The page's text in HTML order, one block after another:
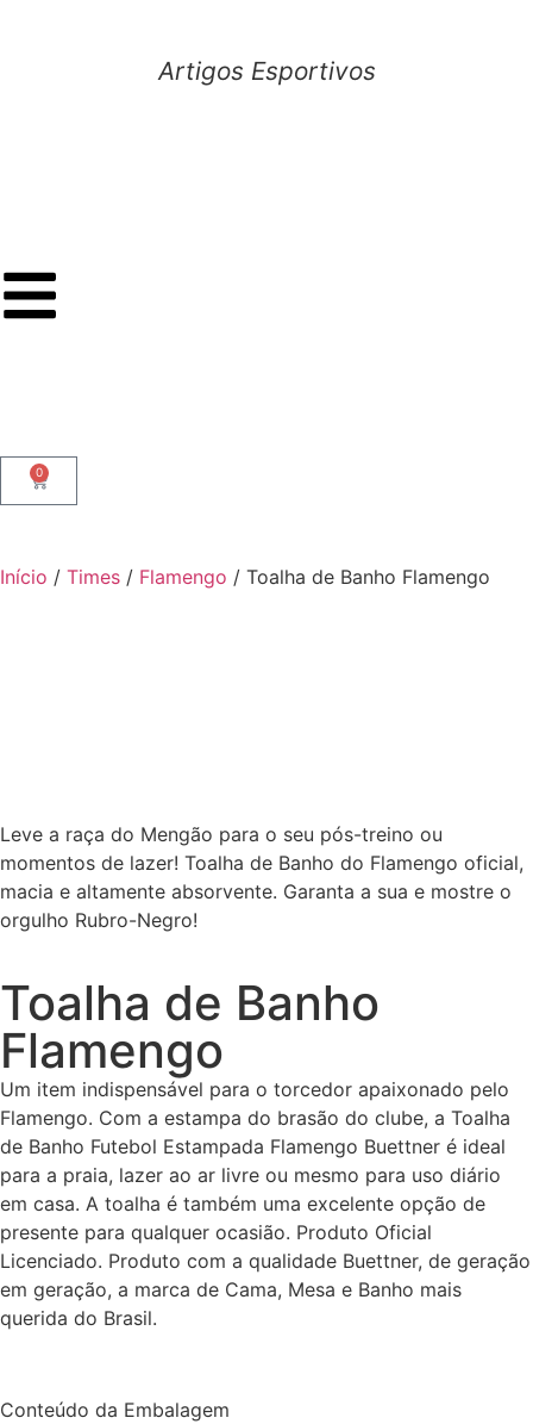
Artigos Esportivos
0
Início / Times / Flamengo / Toalha de Banho Flamengo
Leve a raça do Mengão para o seu pós-treino ou
momentos de lazer! Toalha de Banho do Flamengo oficial,
macia e altamente absorvente. Garanta a sua e mostre o
orgulho Rubro-Negro!
Toalha de Banho
Flamengo
Um item indispensável para o torcedor apaixonado pelo
Flamengo. Com a estampa do brasão do clube, a Toalha
de Banho Futebol Estampada Flamengo Buettner é ideal
para a praia, lazer ao ar livre ou mesmo para uso diário
em casa. A toalha é também uma excelente opção de
presente para qualquer ocasião. Produto Oficial
Licenciado. Produto com a qualidade Buettner, de geração
em geração, a marca de Cama, Mesa e Banho mais
querida do Brasil.
Conteúdo da Embalagem